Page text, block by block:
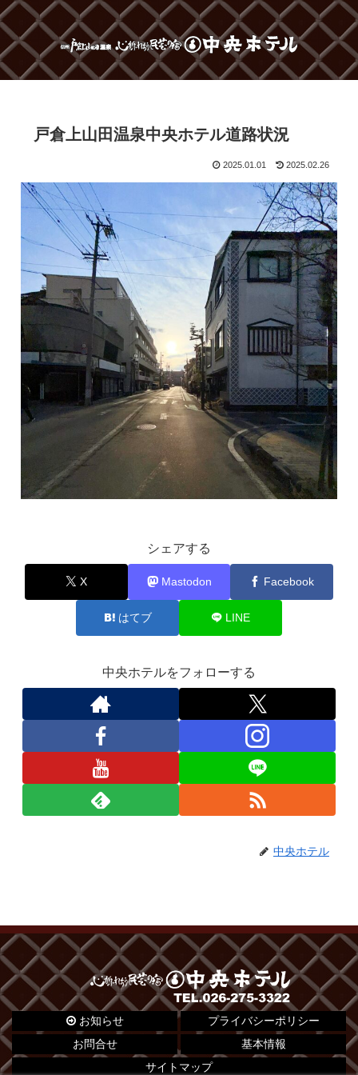
戸倉上山田温泉中央ホテル道路状況
2025.01.01 2025.02.26
シェアする
X Mastodon Facebook
はてブ LINE
中央ホテルをフォローする
中央ホテル
お知らせ
プライバシーポリシー
お問合せ
基本情報
サイトマップ